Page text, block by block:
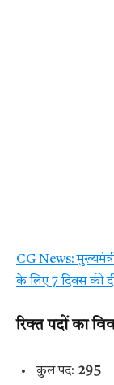
CG News:
के लिए 7 दिवस की
रिक्त पदों का
कुल पद: 295